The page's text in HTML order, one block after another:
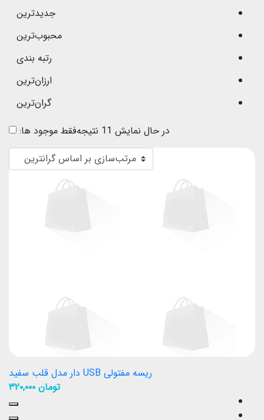
جدیدترین
محبوب‌ترین
رتبه بندی
ارزان‌ترین
گران‌ترین
فقط موجود ها:
در حال نمایش 11 نتیجه
ریسه مفتولی USB دار مدل قلب سفید
تومان